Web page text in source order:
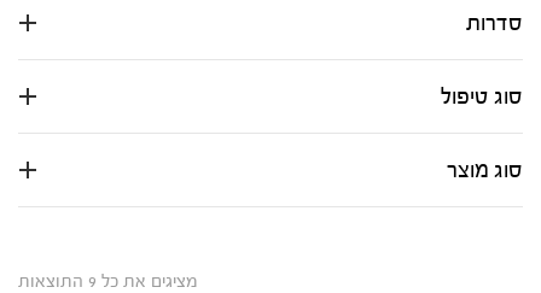
סדרות
סוג טיפול
סוג מוצר
מציגים את כל ⁦9⁩ התוצאות